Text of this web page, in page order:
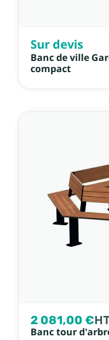
Sur devis
Banc de ville
compact
2 081,00 €
Banc tour